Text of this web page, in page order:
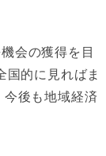
会の獲得を目
的に見ればま
後も地域経済